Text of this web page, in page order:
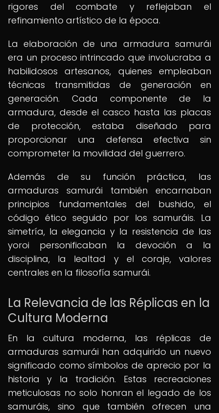
rigores del combate y reflejaban el
refinamiento artístico de la época.
La elaboración de una armadura samurái
era un proceso intrincado que involucraba a
habilidosos artesanos, quienes empleaban
técnicas transmitidas de generación en
generación. Cada componente de la
armadura, desde el casco hasta las placas
de protección, estaba diseñado para
proporcionar una defensa efectiva sin
comprometer la movilidad del guerrero.
Además de su función práctica, las
armaduras samurái también encarnaban
principios fundamentales del bushido, el
código ético seguido por los samuráis. La
simetría, la elegancia y la resistencia de las
yoroi personificaban la devoción a la
disciplina, la lealtad y el coraje, valores
centrales en la filosofía samurái.
La Relevancia de las Réplicas en la
Cultura Moderna
En la cultura moderna, las réplicas de
armaduras samurái han adquirido un nuevo
significado como símbolos de aprecio por la
historia y la tradición. Estas recreaciones
meticulosas no solo honran el legado de los
samuráis, sino que también ofrecen una